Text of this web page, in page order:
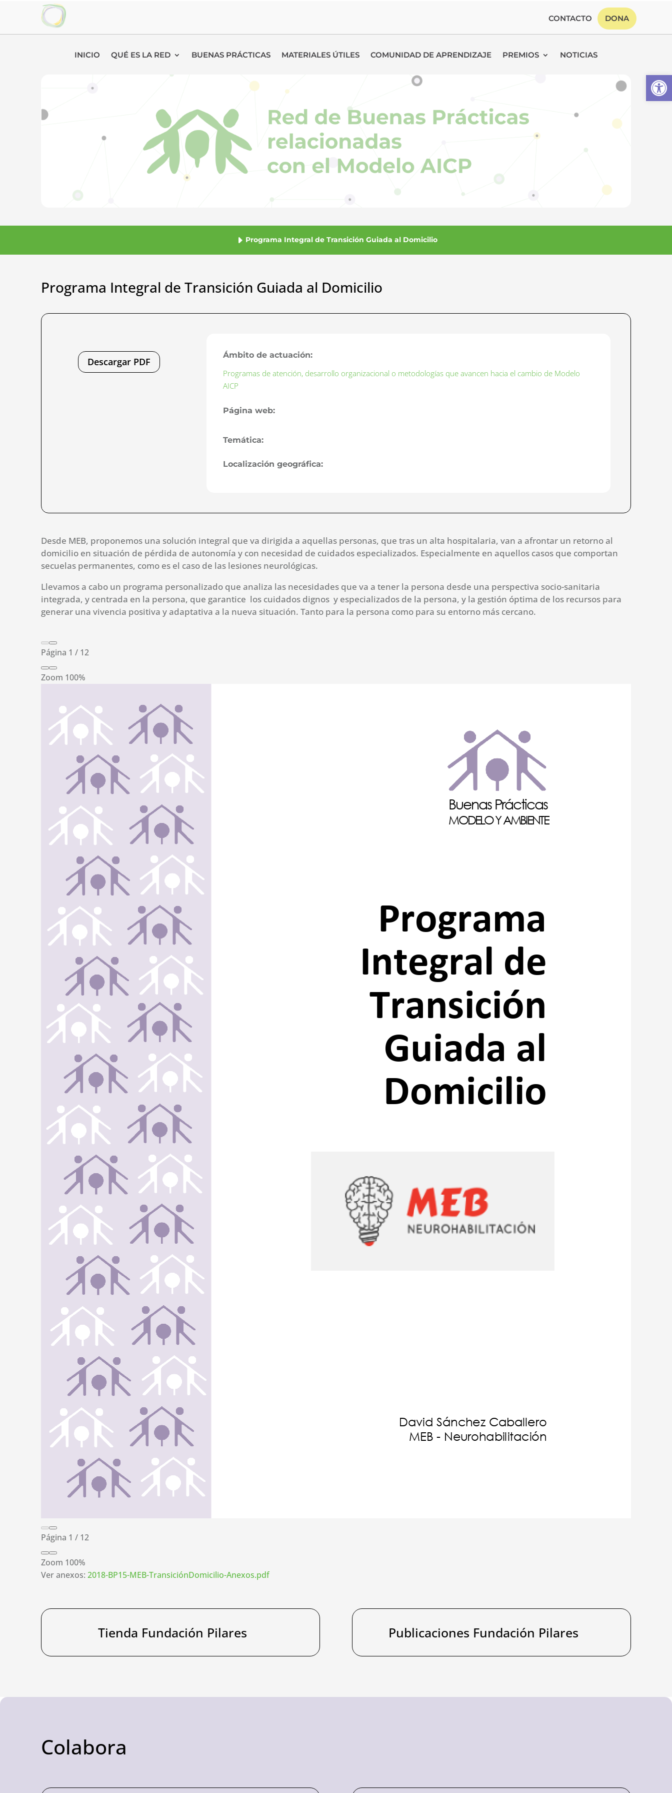
CONTACTO DONA
INICIO QUÉ ES LA RED BUENAS PRÁCTICAS MATERIALES ÚTILES COMUNIDAD DE APRENDIZAJE PREMIOS NOTICIAS
Programa Integral de Transición Guiada al Domicilio
Programa Integral de Transición Guiada al Domicilio
Descargar PDF
Ámbito de actuación:
Programas de atención, desarrollo organizacional o metodologías que avancen hacia el cambio de Modelo
AICP
Página web:
Temática:
Localización geográfica:
Desde MEB, proponemos una solución integral que va dirigida a aquellas personas, que tras un alta hospitalaria, van a afrontar un retorno al
domicilio en situación de pérdida de autonomía y con necesidad de cuidados especializados. Especialmente en aquellos casos que comportan
secuelas permanentes, como es el caso de las lesiones neurológicas.
Llevamos a cabo un programa personalizado que analiza las necesidades que va a tener la persona desde una perspectiva socio-sanitaria
integrada, y centrada en la persona, que garantice los cuidados dignos y especializados de la persona, y la gestión óptima de los recursos para
generar una vivencia positiva y adaptativa a la nueva situación. Tanto para la persona como para su entorno más cercano.
Página 1 / 12
Zoom 100%
Página 1 / 12
Zoom 100%
Ver anexos: 2018-BP15-MEB-TransiciónDomicilio-Anexos.pdf
Tienda Fundación Pilares Publicaciones Fundación Pilares
Colabora